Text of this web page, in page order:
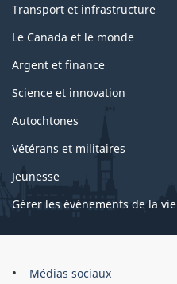
Transport et infrastructure
Le Canada et le monde
Argent et finance
Science et innovation
Autochtones
Vétérans et militaires
Jeunesse
Gérer les événements de la vie
Organisation
Médias sociaux